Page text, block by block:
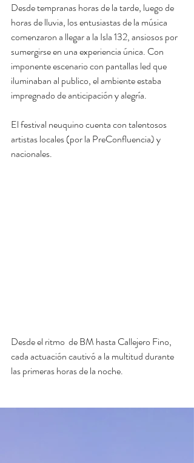
Desde tempranas horas de la tarde, luego de
horas de lluvia, los entusiastas de la música
comenzaron a llegar a la Isla 132, ansiosos por
sumergirse en una experiencia única. Con
imponente escenario con pantallas led que
iluminaban al publico, el ambiente estaba
impregnado de anticipación y alegría.
El festival neuquino cuenta con talentosos
artistas locales (por la PreConfluencia) y
nacionales.
Desde el ritmo  de BM hasta Callejero Fino,
cada actuación cautivó a la multitud durante
las primeras horas de la noche.